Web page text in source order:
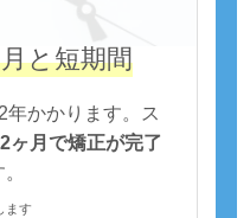
と短期間
かかります。ス
ヶ月で矯正が完了
ます